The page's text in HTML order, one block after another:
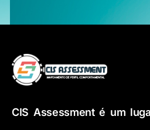
CIS Assessment é um